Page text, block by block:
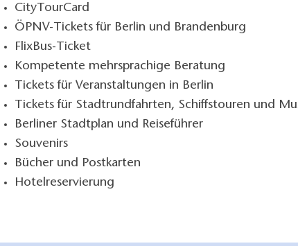
CityTourCard
ÖPNV-Tickets für Berlin und Brandenburg
FlixBus-Ticket
Kompetente mehrsprachige Beratung
Tickets für Veranstaltungen in Berlin
Tickets für Stadtrundfahrten, Schiffstouren und
Berliner Stadtplan und Reiseführer
Souvenirs
Bücher und Postkarten
Hotelreservierung